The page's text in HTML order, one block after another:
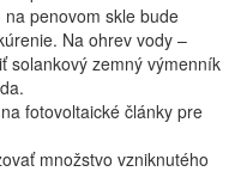
penovom skle bude
Na ohrev vody –
solankový zemný výmenník
fotovoltaické články pre
množstvo vzniknutého